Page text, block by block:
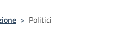
> Politici